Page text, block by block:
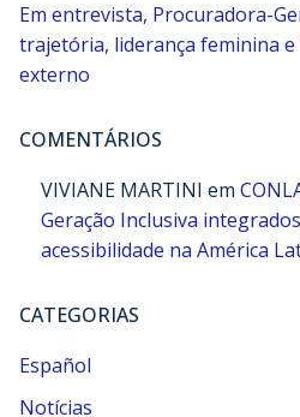
Em entrevista, Procuradora-
trajetória, liderança feminina
externo
COMENTÁRIOS
VIVIANE MARTINI em
Geração Inclusiva
acessibilidade na América
CATEGORIAS
Español
Notícias